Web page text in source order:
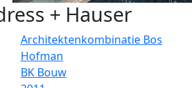
+ Hauser
Architektenkombinatie Bos
Hofman
BK Bouw